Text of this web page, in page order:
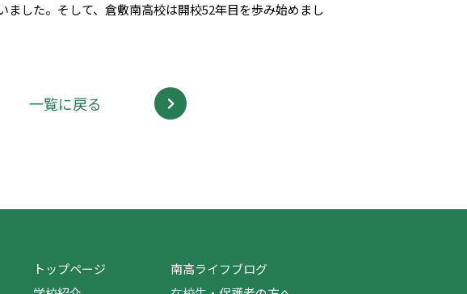
ました。そして、倉敷南高校は開校52年目を歩み始めまし
一覧に戻る
トップページ
南高ライフブログ